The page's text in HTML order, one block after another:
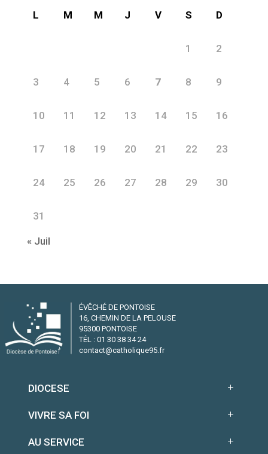
L M M J V S D
1 2
3 4 5 6 7 8 9
10 11 12 13 14 15 16
17 18 19 20 21 22 23
24 25 26 27 28 29 30
31
« Juil
ÉVÊCHÉ DE PONTOISE
16, CHEMIN DE LA PELOUSE
95300 PONTOISE
TÉL : 01 30 38 34 24
contact@catholique95.fr
DIOCESE
VIVRE SA FOI
AU SERVICE